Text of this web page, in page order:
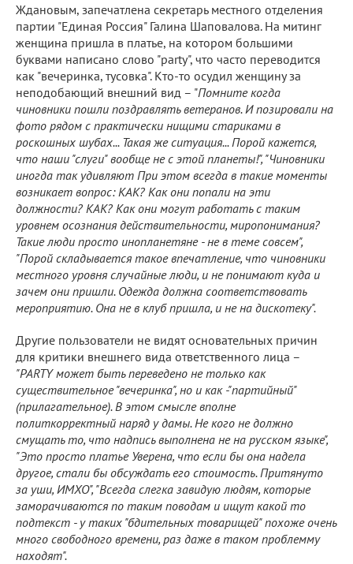
Ждановым, запечатлена секретарь местного отделения
партии "Единая Россия" Галина Шаповалова. На митинг
женщина пришла в платье, на котором большими
буквами написано слово "party", что часто переводится
как "вечеринка, тусовка". Кто-то осудил женщину за
неподобающий внешний вид – "Помните когда
чиновники пошли поздравлять ветеранов. И позировали на
фото рядом с практически нищими стариками в
роскошных шубах... Такая же ситуация... Порой кажется,
что наши "слуги" вообще не с этой планеты!", "Чиновники
иногда так удивляют При этом всегда в такие моменты
возникает вопрос: КАК? Как они попали на эти
должности? КАК? Как они могут работать с таким
уровнем осознания действительности, миропонимания?
Такие люди просто инопланетяне - не в теме совсем",
"Порой складывается такое впечатление, что чиновники
местного уровня случайные люди, и не понимают куда и
зачем они пришли. Одежда должна соответствовать
мероприятию. Она не в клуб пришла, и не на дискотеку".
Другие пользователи не видят основательных причин
для критики внешнего вида ответственного лица –
"PARTY может быть переведено не только как
существительное "вечеринка", но и как -"партийный"
(прилагательное). В этом смысле вполне
политкорректный наряд у дамы. Не кого не должно
смущать то, что надпись выполнена не на русском языке",
"Это просто платье Уверена, что если бы она надела
другое, стали бы обсуждать его стоимость. Притянуто
за уши, ИМХО", "Всегда слегка завидую людям, которые
заморачиваются по таким поводам и ищут какой то
подтекст - у таких "бдительных товарищей" похоже очень
много свободного времени, раз даже в таком проблемму
находят".